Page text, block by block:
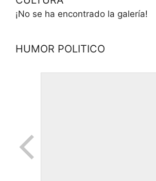
¡No se ha encontrado la galería!
HUMOR POLITICO